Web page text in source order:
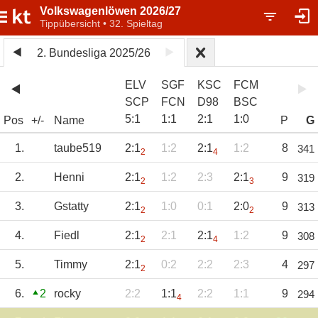
Volkswagenlöwen 2026/27
Tippübersicht • 32. Spieltag
2. Bundesliga 2025/26
Pos +/- Name
ELV
SCP
5:1
SGF
FCN
1:1
KSC
D98
2:1
FCM
BSC
1:0 P G
1. taube519 2:12 1:2 2:14 1:2 8 341
2. Henni 2:12 1:2 2:3 2:13 9 319
3. Gstatty 2:12 1:0 0:1 2:02 9 313
4. Fiedl 2:12 2:1 2:14 1:2 9 308
5. Timmy 2:12 0:2 2:2 2:3 4 297
6. 2 rocky 2:2 1:14 2:2 1:1 9 294